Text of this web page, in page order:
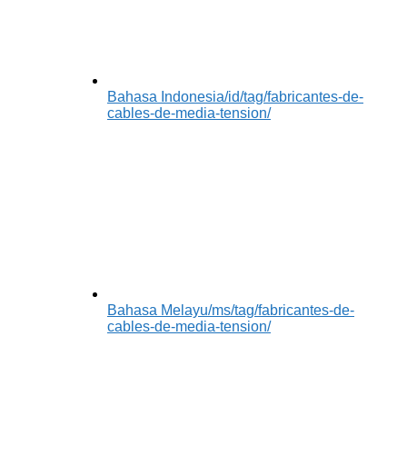
Bahasa Indonesia/id/tag/fabricantes-de-
cables-de-media-tension/
Bahasa Melayu/ms/tag/fabricantes-de-
cables-de-media-tension/